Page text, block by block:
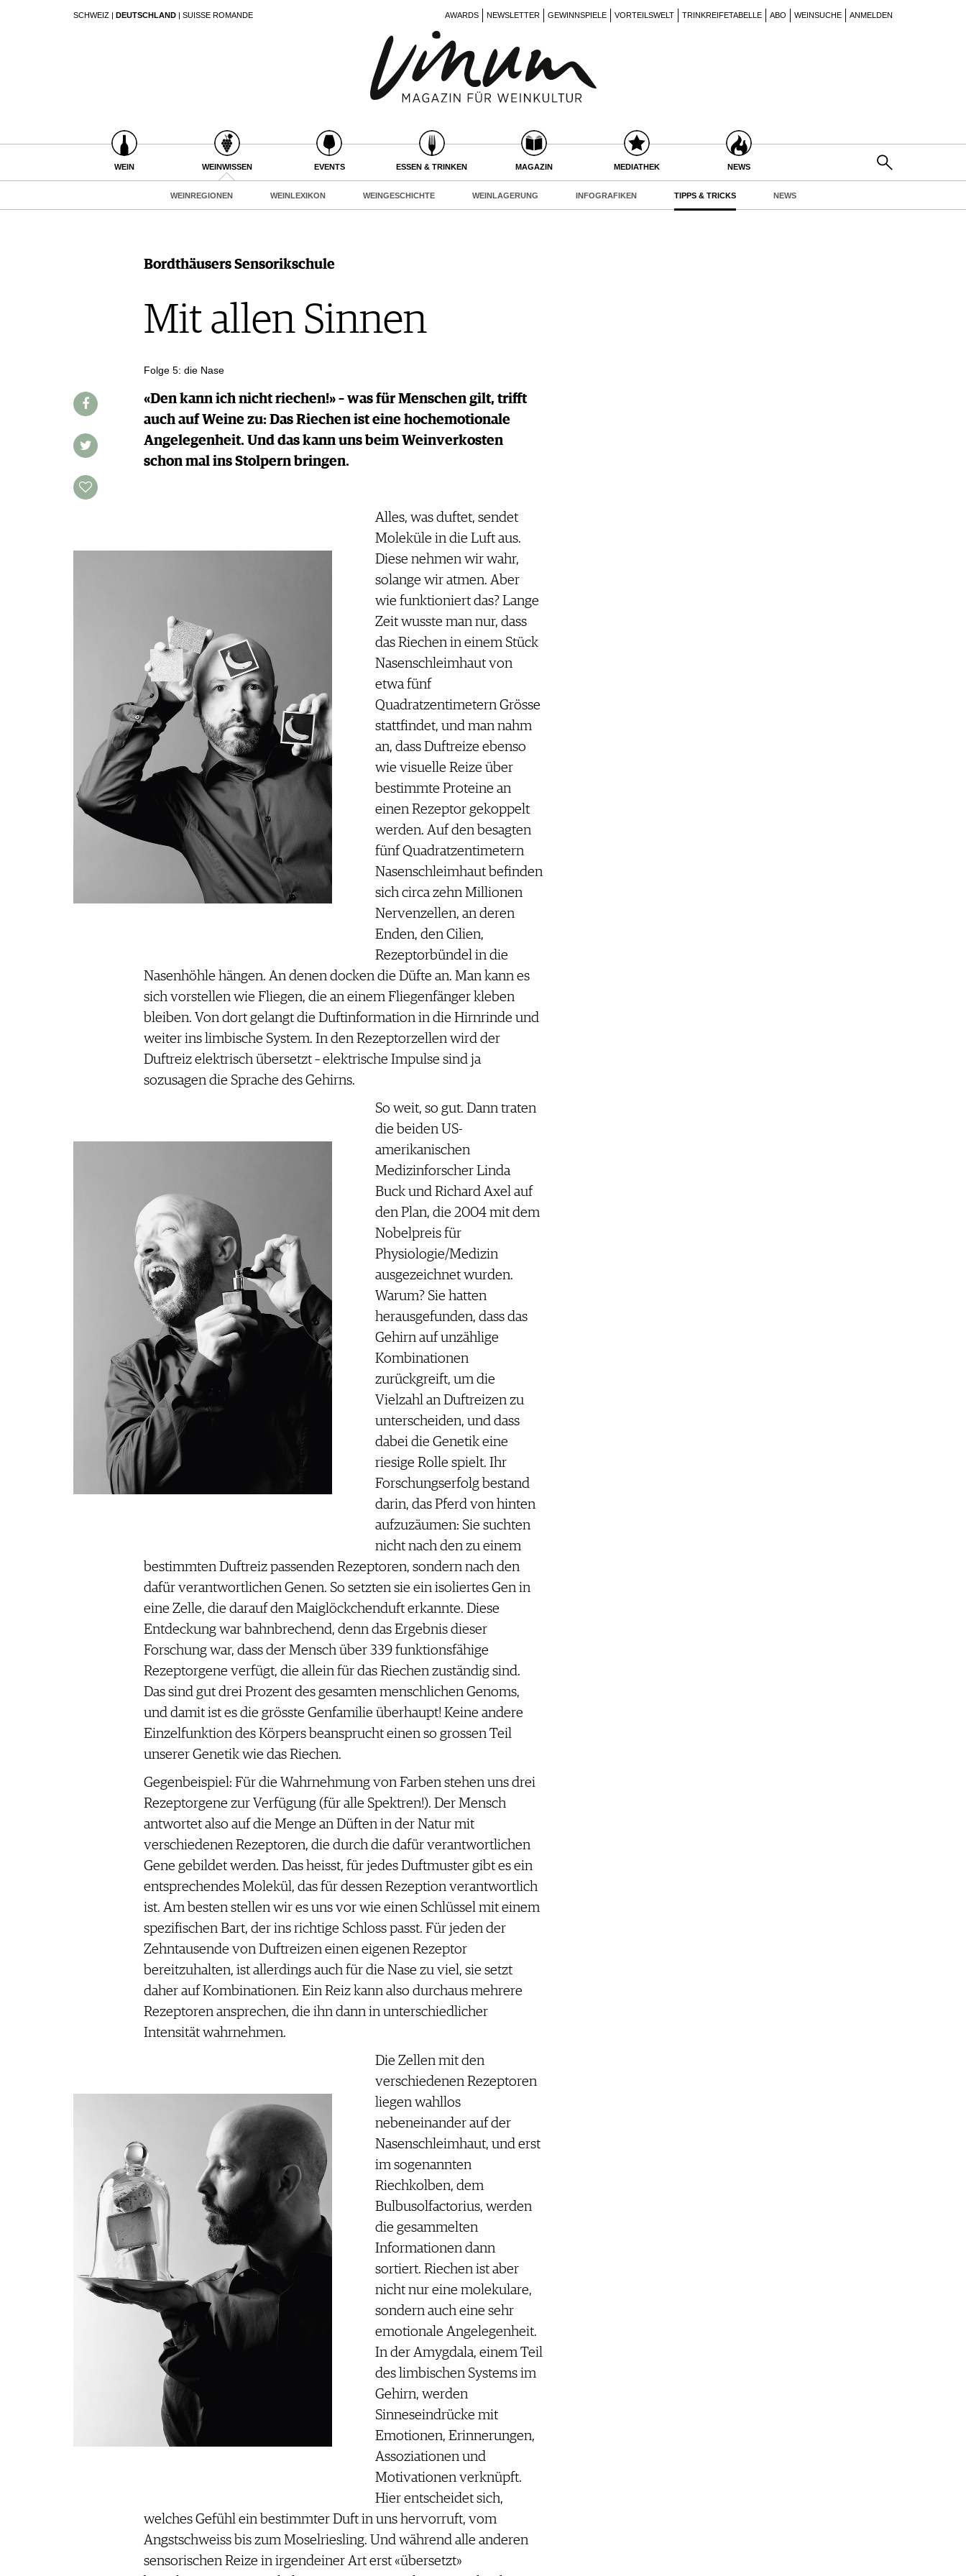
WINZER
WEINE DES MONATS
TRINKREIFETABELLE
WEINLEXIKON
WEINLAGERUNG
WEINREISEN
KLARTEXT
AUSGABE
VORTEILSWELT
BILDSTRECKEN
WEINWIRTSCHAFT
PORTRAITS
GEWINNSPIELE
AGB & DATENSCHUTZ
SCHWEIZ | DEUTSCHLAND | SUISSE ROMANDE AWARDS NEWSLETTER GEWINNSPIELE VORTEILSWELT TRINKREIFETABELLE ABO WEINSUCHE ANMELDEN
WEIN WEINWISSEN EVENTS ESSEN & TRINKEN MAGAZIN MEDIATHEK NEWS
WEINREGIONEN WEINLEXIKON WEINGESCHICHTE WEINLAGERUNG INFOGRAFIKEN TIPPS & TRICKS NEWS
Bordthäusers Sensorikschule
Mit allen Sinnen
Folge 5: die Nase
«Den kann ich nicht riechen!» – was für Menschen gilt, trifft
auch auf Weine zu: Das Riechen ist eine hochemotionale
Angelegenheit. Und das kann uns beim Weinverkosten
schon mal ins Stolpern bringen.
Alles, was duftet, sendet
Moleküle in die Luft aus.
Diese nehmen wir wahr,
solange wir atmen. Aber
wie funktioniert das? Lange
Zeit wusste man nur, dass
das Riechen in einem Stück
Nasenschleimhaut von
etwa fünf
Quadratzentimetern Grösse
stattfindet, und man nahm
an, dass Duftreize ebenso
wie visuelle Reize über
bestimmte Proteine an
einen Rezeptor gekoppelt
werden. Auf den besagten
fünf Quadratzentimetern
Nasenschleimhaut befinden
sich circa zehn Millionen
Nervenzellen, an deren
Enden, den Cilien,
Rezeptorbündel in die
Nasenhöhle hängen. An denen docken die Düfte an. Man kann es
sich vorstellen wie Fliegen, die an einem Fliegenfänger kleben
bleiben. Von dort gelangt die Duftinformation in die Hirnrinde und
weiter ins limbische System. In den Rezeptorzellen wird der
Duftreiz elektrisch übersetzt – elektrische Impulse sind ja
sozusagen die Sprache des Gehirns.
So weit, so gut. Dann traten
die beiden US-
amerikanischen
Medizinforscher Linda
Buck und Richard Axel auf
den Plan, die 2004 mit dem
Nobelpreis für
Physiologie/Medizin
ausgezeichnet wurden.
Warum? Sie hatten
herausgefunden, dass das
Gehirn auf unzählige
Kombinationen
zurückgreift, um die
Vielzahl an Duftreizen zu
unterscheiden, und dass
dabei die Genetik eine
riesige Rolle spielt. Ihr
Forschungserfolg bestand
darin, das Pferd von hinten
aufzuzäumen: Sie suchten
nicht nach den zu einem
bestimmten Duftreiz passenden Rezeptoren, sondern nach den
dafür verantwortlichen Genen. So setzten sie ein isoliertes Gen in
eine Zelle, die darauf den Maiglöckchenduft erkannte. Diese
Entdeckung war bahnbrechend, denn das Ergebnis dieser
Forschung war, dass der Mensch über 339 funktionsfähige
Rezeptorgene verfügt, die allein für das Riechen zuständig sind.
Das sind gut drei Prozent des gesamten menschlichen Genoms,
und damit ist es die grösste Genfamilie überhaupt! Keine andere
Einzelfunktion des Körpers beansprucht einen so grossen Teil
unserer Genetik wie das Riechen.
Gegenbeispiel: Für die Wahrnehmung von Farben stehen uns drei
Rezeptorgene zur Verfügung (für alle Spektren!). Der Mensch
antwortet also auf die Menge an Düften in der Natur mit
verschiedenen Rezeptoren, die durch die dafür verantwortlichen
Gene gebildet werden. Das heisst, für jedes Duftmuster gibt es ein
entsprechendes Molekül, das für dessen Rezeption verantwortlich
ist. Am besten stellen wir es uns vor wie einen Schlüssel mit einem
spezifischen Bart, der ins richtige Schloss passt. Für jeden der
Zehntausende von Duftreizen einen eigenen Rezeptor
bereitzuhalten, ist allerdings auch für die Nase zu viel, sie setzt
daher auf Kombinationen. Ein Reiz kann also durchaus mehrere
Rezeptoren ansprechen, die ihn dann in unterschiedlicher
Intensität wahrnehmen.
Die Zellen mit den
verschiedenen Rezeptoren
liegen wahllos
nebeneinander auf der
Nasenschleimhaut, und erst
im sogenannten
Riechkolben, dem
Bulbusolfactorius, werden
die gesammelten
Informationen dann
sortiert. Riechen ist aber
nicht nur eine molekulare,
sondern auch eine sehr
emotionale Angelegenheit.
In der Amygdala, einem Teil
des limbischen Systems im
Gehirn, werden
Sinneseindrücke mit
Emotionen, Erinnerungen,
Assoziationen und
Motivationen verknüpft.
Hier entscheidet sich,
welches Gefühl ein bestimmter Duft in uns hervorruft, vom
Angstschweiss bis zum Moselriesling. Und während alle anderen
sensorischen Reize in irgendeiner Art erst «übersetzt»